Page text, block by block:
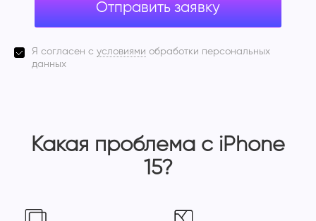
Отправить заявку
Я согласен с условиями обработки персональных
данных
Какая проблема с iPhone
15?